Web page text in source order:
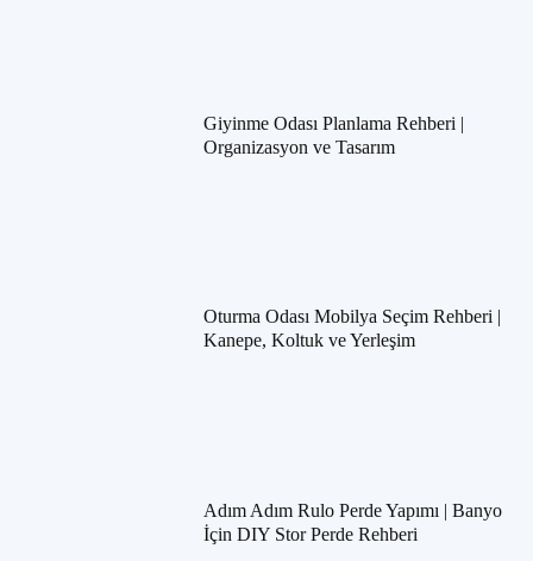
Giyinme Odası Planlama Rehberi |
Organizasyon ve Tasarım
Oturma Odası Mobilya Seçim Rehberi |
Kanepe, Koltuk ve Yerleşim
Adım Adım Rulo Perde Yapımı | Banyo
İçin DIY Stor Perde Rehberi